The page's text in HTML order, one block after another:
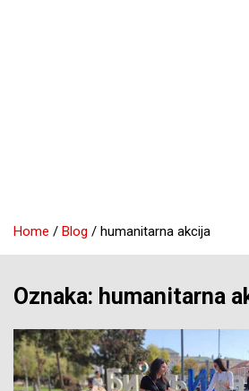
Home Blog humanitarna akcija
Oznaka: humanitarna